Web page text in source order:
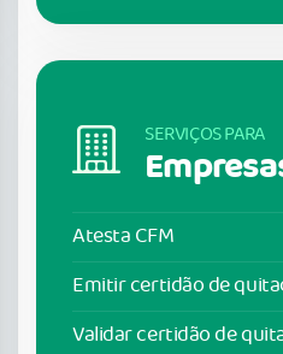
SERVIÇOS PARA
Atesta CFM
Emitir certidão de
Validar certidão de